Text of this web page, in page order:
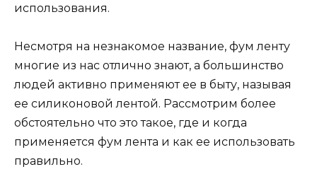
использования.
Несмотря на незнакомое название, фум ленту
многие из нас отлично знают, а большинство
людей активно применяют ее в быту, называя
ее силиконовой лентой. Рассмотрим более
обстоятельно что это такое, где и когда
применяется фум лента и как ее использовать
правильно.